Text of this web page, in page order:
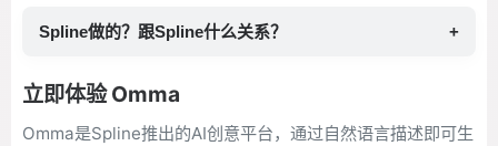
Spline做的？跟Spline什么关系？ +
立即体验 Omma
Omma是Spline推出的AI创意平台，通过自然语言描述即可生